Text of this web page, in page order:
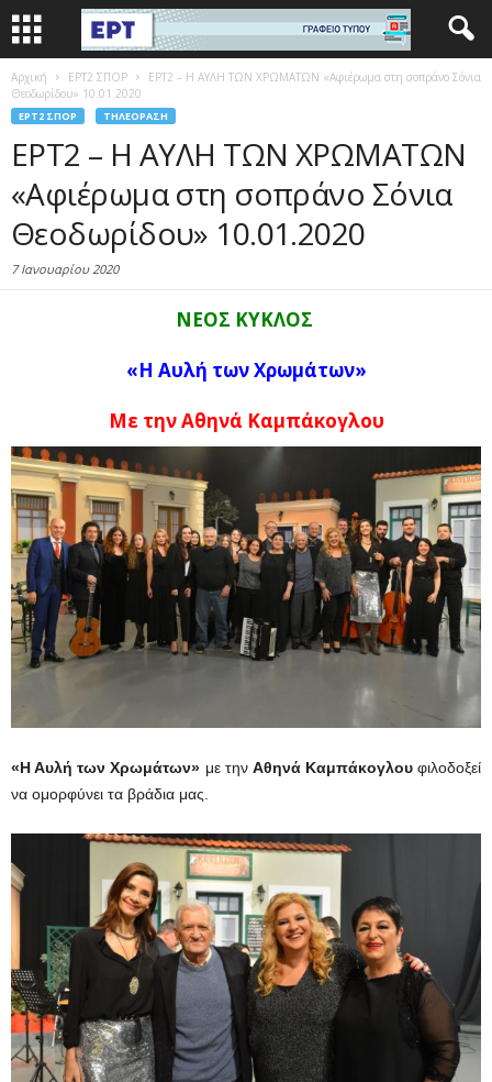
Αρχική EΡΤ2 ΣΠΟΡ
ΕΡΤ2 – Η ΑΥΛΗ ΤΩΝ ΧΡΩΜΑΤΩΝ «Αφιέρωμα στη σοπράνο Σόνια
Θεοδωρίδου» 10.01.2020
EΡΤ2 ΣΠΟΡ ΤΗΛΕΌΡΑΣΗ
ΕΡΤ2 – Η ΑΥΛΗ ΤΩΝ ΧΡΩΜΑΤΩΝ
«Αφιέρωμα στη σοπράνο Σόνια
Θεοδωρίδου» 10.01.2020
7 Ιανουαρίου 2020
ΝΕΟΣ ΚΥΚΛΟΣ
«Η Αυλή των Χρωμάτων»
Με την Αθηνά Καμπάκογλου
«Η Αυλή των Χρωμάτων» με την Αθηνά Καμπάκογλουφιλοδοξεί
να ομορφύνει τα βράδια μας.